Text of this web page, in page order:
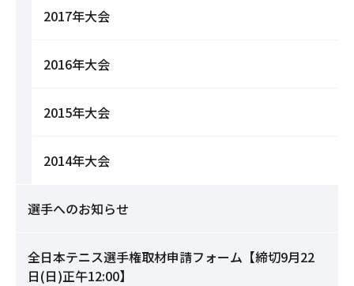
2017年大会
2016年大会
2015年大会
2014年大会
選手へのお知らせ
全日本テニス選手権取材申請フォーム【締切9月22
日(日)正午12:00】